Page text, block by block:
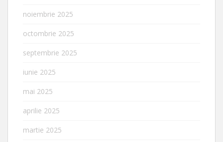
noiembrie 2025
octombrie 2025
septembrie 2025
iunie 2025
mai 2025
aprilie 2025
martie 2025